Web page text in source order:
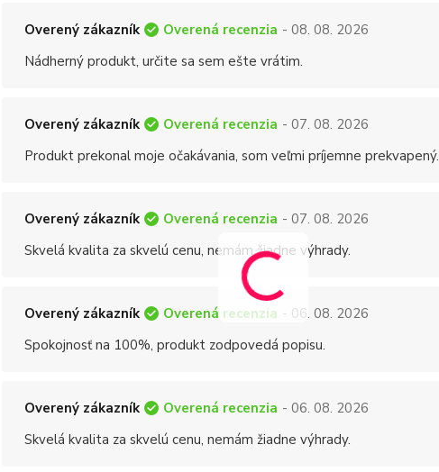
Overený zákazník Overená recenzia - 08. 08. 2026
Nádherný produkt, určite sa sem ešte vrátim.
Overený zákazník Overená recenzia - 07. 08. 2026
Produkt prekonal moje očakávania, som veľmi príjemne prekvapený.
Overený zákazník Overená recenzia - 07. 08. 2026
Skvelá kvalita za skvelú cenu, nemám žiadne výhrady.
Overený zákazník Overená recenzia - 06. 08. 2026
Spokojnosť na 100%, produkt zodpovedá popisu.
Overený zákazník Overená recenzia - 06. 08. 2026
Skvelá kvalita za skvelú cenu, nemám žiadne výhrady.